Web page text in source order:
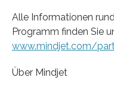
Alle Informationen
Programm finden Sie
www.mindjet.com/
Über Mindjet